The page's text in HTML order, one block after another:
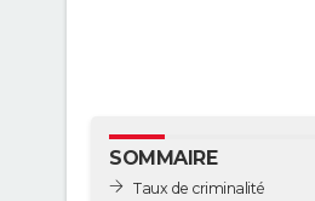
SOMMAIRE
Taux de criminalité